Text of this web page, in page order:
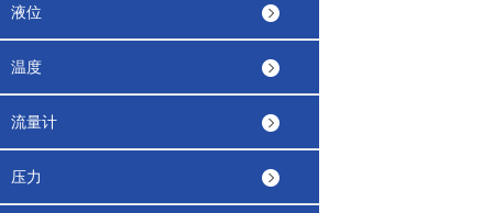
液位
温度
流量计
压力